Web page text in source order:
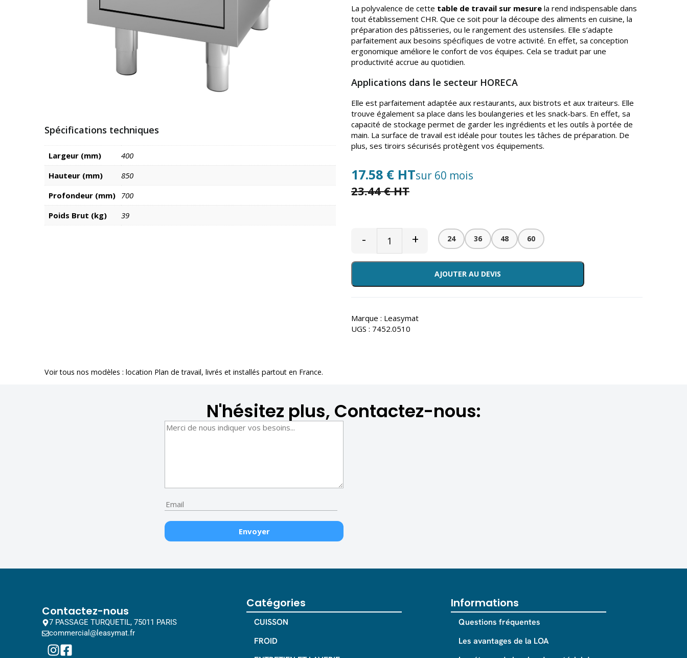
Spécifications techniques
Largeur (mm)
400
Hauteur (mm)
850
Profondeur (mm) 700
Poids Brut (kg)
39
La polyvalence de cette table de travail sur mesure la rend indispensable dans
tout établissement CHR. Que ce soit pour la découpe des aliments en cuisine, la
préparation des pâtisseries, ou le rangement des ustensiles. Elle s’adapte
parfaitement aux besoins spécifiques de votre activité. En effet, sa conception
ergonomique améliore le confort de vos équipes. Cela se traduit par une
productivité accrue au quotidien.
Applications dans le secteur HORECA
Elle est parfaitement adaptée aux restaurants, aux bistrots et aux traiteurs. Elle
trouve également sa place dans les boulangeries et les snack-bars. En effet, sa
capacité de stockage permet de garder les ingrédients et les outils à portée de
main. La surface de travail est idéale pour toutes les tâches de préparation. De
plus, ses tiroirs sécurisés protègent vos équipements.
17.58 € HTsur 60 mois
23.44 € HT
- + 24 36 48 60
AJOUTER AU DEVIS
Marque : Leasymat
UGS : 7452.0510
Voir tous nos modèles : location Plan de travail, livrés et installés partout en France.
N'hésitez plus, Contactez-nous:
Contactez-nous
7 PASSAGE TURQUETIL, 75011 PARIS
commercial@leasymat.fr
Catégories
CUISSON
FROID
Informations
Questions fréquentes
Les avantages de la LOA